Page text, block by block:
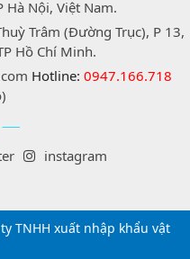
Hà Nội, Việt Nam.
Trâm (Đường Trục), P 13,
Hồ Chí Minh.
Hotline: 0947.166.718
instagram
TNHH xuất nhập khẩu vật